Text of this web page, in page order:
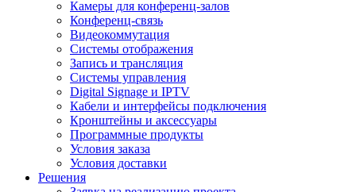
Камеры для конференц-залов
Конференц-связь
Видеокоммутация
Системы отображения
Запись и трансляция
Системы управления
Digital Signage и IPTV
Кабели и интерфейсы подключения
Кронштейны и аксессуары
Программные продукты
Условия заказа
Условия доставки
Решения